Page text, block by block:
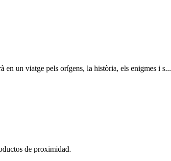
un viatge pels orígens, la història, els enigmes i s...
de proximidad.